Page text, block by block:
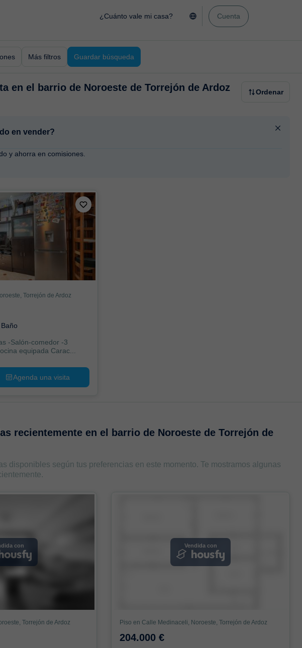
¿Cuánto vale mi casa? Cuenta
Más filtros Guardar búsqueda
en el barrio de Noroeste de Torrejón de Ardoz Ordenar
en vender?
y ahorra en comisiones.
Torrejón de Ardoz
-3
Dormitorios -1 Baño -Cocina equipada Carac...
Agenda una visita
recientemente en el barrio de Noroeste de Torrejón de
disponibles según tus preferencias en este momento. Te mostramos algunas
con
Torrejón de Ardoz
Vendida con
Piso en Calle Medinaceli, Noroeste, Torrejón de Ardoz
204.000 €